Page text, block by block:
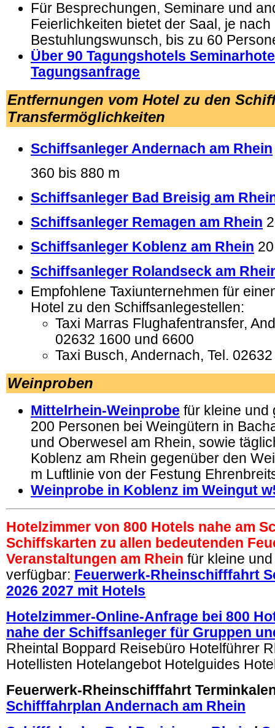
Für Besprechungen, Seminare und
Feierlichkeiten bietet der Saal, je nach
Bestuhlungswunsch, bis zu 60
Über 90 Tagungshotels
Tagungsanfrage
Entfernungen vom Hotel zu den
Transfermöglichkeiten
Schiffsanleger Andernach am Rhein
360 bis 880 m
Schiffsanleger Bad Breisig am
Schiffsanleger Remagen am Rhein
Schiffsanleger Koblenz am Rhein
Schiffsanleger Rolandseck am
Empfohlene Taxiunternehmen für
Hotel zu den Schiffsanlegestellen:
Taxi Marras Flughafentransfer,
02632 1600 und 6600
Taxi Busch, Andernach, Tel. 02632
Weinproben
Mittelrhein-Weinprobe für kleine und
200 Personen bei Weingütern in
und Oberwesel am Rhein, sowie
Koblenz am Rhein gegenüber den
m Luftlinie von der Festung
Weinprobe in Koblenz im Weingut
Hotelzimmer von 800 Hotels nahe am
Schiffskarten zu allen bedeutenden
Veranstaltungen am Rhein für kleine
verfügbar: Feuerwerk-Rheinschifffahrt
2026 2027 mit Hotels
Hotelzimmer-Online-Anfrage bei 800
nahe der Schiffsanleger für Gruppen
Rheintal Boppard Reisebüro Hotelführer
Hotellisten Hotelangebot Hotelguides
Feuerwerk-Rheinschifffahrt
Schifffahrplan Andernach am Rhein